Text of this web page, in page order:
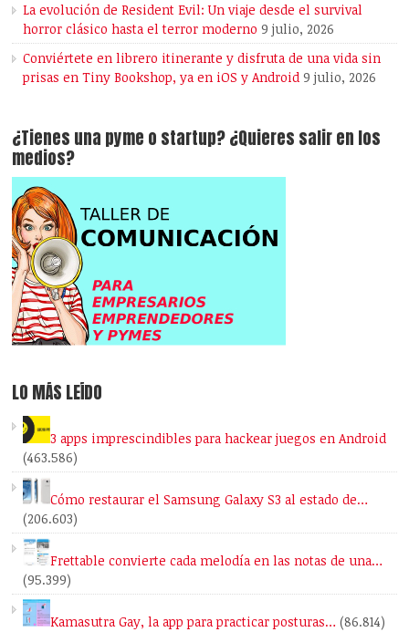
La evolución de Resident Evil: Un viaje desde el survival
horror clásico hasta el terror moderno 9 julio, 2026
Conviértete en librero itinerante y disfruta de una vida sin
prisas en Tiny Bookshop, ya en iOS y Android 9 julio, 2026
¿Tienes una pyme o startup? ¿Quieres salir en los
medios?
LO MÁS LEÍDO
3 apps imprescindibles para hackear juegos en Android
(463.586)
Cómo restaurar el Samsung Galaxy S3 al estado de…
(206.603)
Frettable convierte cada melodía en las notas de una…
(95.399)
Kamasutra Gay, la app para practicar posturas… (86.814)